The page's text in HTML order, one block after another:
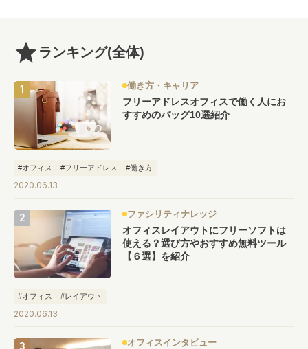
ランキング(全体)
働き方・キャリア
フリーアドレスオフィスで働く人にお
すすめのバッグ10選紹介
#オフィス #フリーアドレス #働き方
2020.06.13
ファシリティナレッジ
オフィスレイアウトにフリーソフトは
使える？選び方やおすすめ無料ツール
【６選】を紹介
#オフィス #レイアウト
2020.06.13
オフィスインタビュー